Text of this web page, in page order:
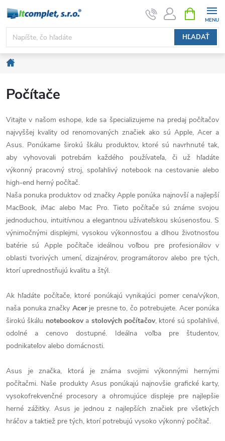
Prejsť
obsah
HĽADAŤ
KOŠÍK
Počítače
Vitajte v našom eshope, kde sa špecializujeme na predaj počítačov
najvyššej kvality od renomovaných značiek ako sú Apple, Acer a
Asus. Ponúkame širokú škálu produktov, ktoré sú navrhnuté tak,
aby vyhovovali potrebám každého používateľa, či už hľadáte
výkonný pracovný stroj, spoľahlivý notebook na cestovanie alebo
high-end herný počítač.
Naša ponuka produktov od značky Apple ponúka najnovší a najlepší
MacBook, iMac alebo Mac Pro. Tieto počítače sú známe svojou
jednoduchou, intuitívnou a elegantnou užívateľskou skúsenosťou. S
výnimočnými displejmi, vysokou výkonnosťou a dlhou životnosťou
batérie sú Apple počítače ideálnou voľbou pre profesionálov v
oblasti tvorivých umení, dizajnérov, programátorov alebo pre tých,
ktorí uprednostňujú kvalitu a štýl.
Ak hľadáte počítače, ktoré ponúkajú vynikajúci pomer cena/výkon,
naša ponuka značky Acerje presne to, čo potrebujete. Acer ponúka
širokú škálu notebookova stolových počítačov, ktoré sú spoľahlivé,
odolné a cenovo dostupné. Ideálna voľba pre študentov,
podnikateľov alebo domácnosti.
Asus je značka, ktorá je známa svojimi výkonnými hernými
počítačmi. Naše produkty Asus ponúkajú najnovšie grafické karty,
vysokofrekvenčné procesory a ohromujúce displeje pre najlepšie
herné zážitky. Asus je jednou z najlepších značiek pre všetkých
hráčov a taktiež pre tých, ktorí potrebujú vysoko výkonný počítač.